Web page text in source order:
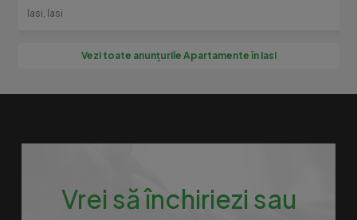
Iasi, Iasi
Vezi toate anunțurile Apartamente în Iasi
Vrei să închiriezi sau